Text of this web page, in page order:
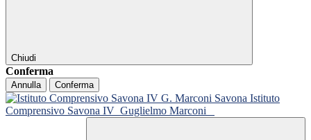
Chiudi
Conferma
Annulla Conferma
Istituto
Comprensivo Savona IV Guglielmo Marconi